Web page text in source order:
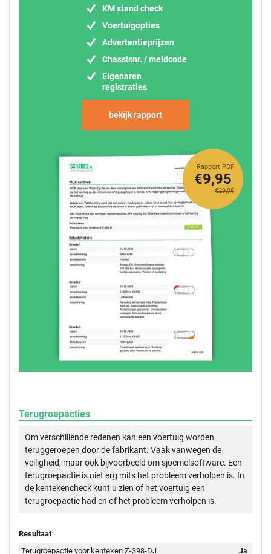
KM stand check
Voertuigopties
Advertentieprijzen
Chassisnr. / meldcode
Eigenaren
registraties
bekijk rapport
Rapport PDF
€29,95
€9,95
Terugroepacties
Om verschillende redenen kan een voertuig worden
teruggeroepen door de fabrikant. Vaak vanwegen de
veiligheid, maar ook bijvoorbeeld om sjoemelsoftware. Een
terugroepactie is niet erg mits het probleem verholpen is. In
de kentekencheck kunt u zien of het voertuig een
terugroepactie had en of het probleem verholpen is.
Resultaat
Terugroepactie voor kenteken Z-398-DJ
Ja